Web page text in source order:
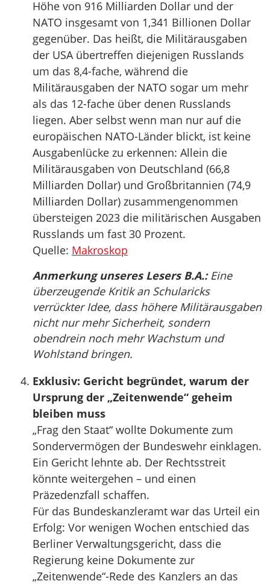
Höhe von 916 Milliarden Dollar und der
NATO insgesamt von 1,341 Billionen Dollar
gegenüber. Das heißt, die Militärausgaben
der USA übertreffen diejenigen Russlands
um das 8,4-fache, während die
Militärausgaben der NATO sogar um mehr
als das 12-fache über denen Russlands
liegen. Aber selbst wenn man nur auf die
europäischen NATO-Länder blickt, ist keine
Ausgabenlücke zu erkennen: Allein die
Militärausgaben von Deutschland (66,8
Milliarden Dollar) und Großbritannien (74,9
Milliarden Dollar) zusammengenommen
übersteigen 2023 die militärischen Ausgaben
Russlands um fast 30 Prozent.
Quelle: Makroskop
Anmerkung unseres Lesers B.A.:Eine
überzeugende Kritik an Schularicks
verrückter Idee, dass höhere Militärausgaben
nicht nur mehr Sicherheit, sondern
obendrein noch mehr Wachstum und
Wohlstand bringen.
Exklusiv: Gericht begründet, warum der
Ursprung der „Zeitenwende“ geheim
bleiben muss
„Frag den Staat“ wollte Dokumente zum
Sondervermögen der Bundeswehr einklagen.
Ein Gericht lehnte ab. Der Rechtsstreit
könnte weitergehen – und einen
Präzedenzfall schaffen.
Für das Bundeskanzleramt war das Urteil ein
Erfolg: Vor wenigen Wochen entschied das
Berliner Verwaltungsgericht, dass die
Regierung keine Dokumente zur
„Zeitenwende“-Rede des Kanzlers an das